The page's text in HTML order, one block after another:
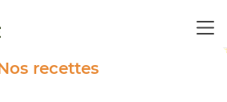
recettes
cookies